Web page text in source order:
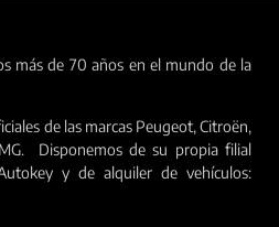
más de 70 años en el mundo de la
de las marcas Peugeot, Citroën,
Disponemos de su propia filial
y de alquiler de vehículos: